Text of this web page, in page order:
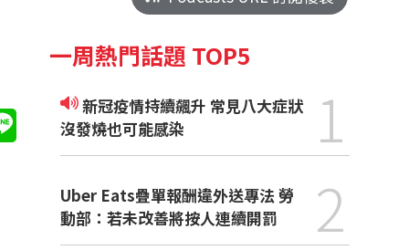
一周熱門話題 TOP5
新冠疫情持續飆升 常見八大症狀
沒發燒也可能感染
1
Uber Eats疊單報酬違外送專法 勞
動部：若未改善將按人連續開罰
2